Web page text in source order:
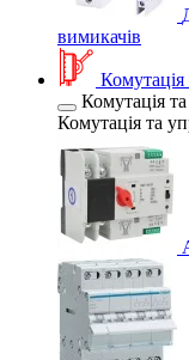
вимикачів
Комутація
Комутація
Комутація та